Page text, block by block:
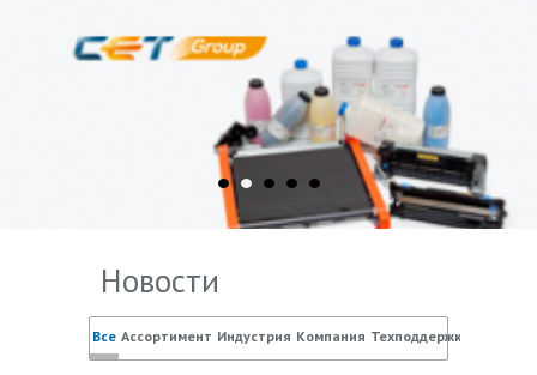
Новости
Все Ассортимент Индустрия Компания Техподдержка